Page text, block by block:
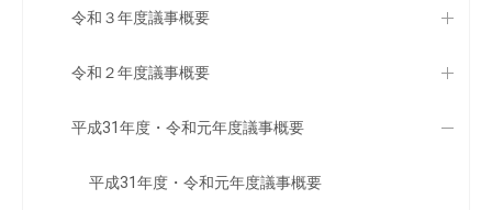
令和３年度議事概要
令和２年度議事概要
平成31年度・令和元年度議事概要
平成31年度・令和元年度議事概要